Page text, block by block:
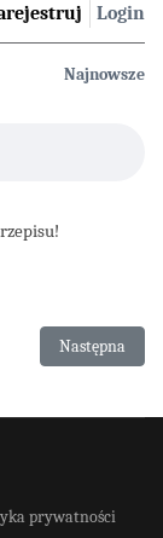
Login
Najnowsze
low carb)
Następna
Następna
prywatności